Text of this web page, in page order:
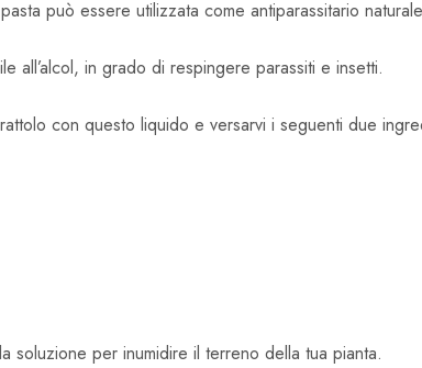
può essere utilizzata come antiparassitario
all’alcol, in grado di respingere parassiti e insetti.
con questo liquido e versarvi i seguenti due
soluzione per inumidire il terreno della tua pianta.